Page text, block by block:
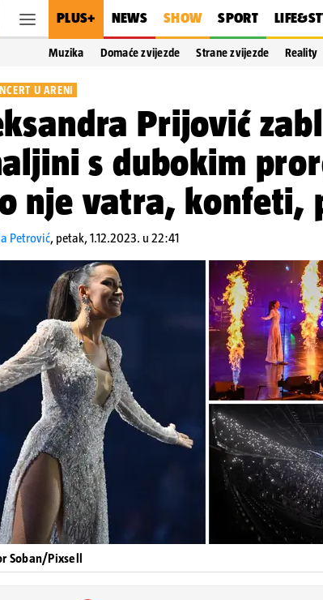
PLUS+ NEWS SHOW SPORT
Muzika Domaće zvijezde Strane zvijezde Reality
U ARENI
Prijović
s dubokim
nje vatra, konfeti,
Petrović, petak, 1.12.2023. u 22:41
Soban/Pixsell